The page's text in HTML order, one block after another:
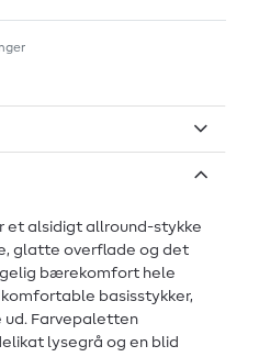
et alsidigt allround-stykke
glatte overflade og det
bærekomfort hele
basisstykker,
ud. Farvepaletten
lysegrå og en blid